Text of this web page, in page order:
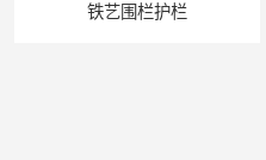
铁艺围栏护栏